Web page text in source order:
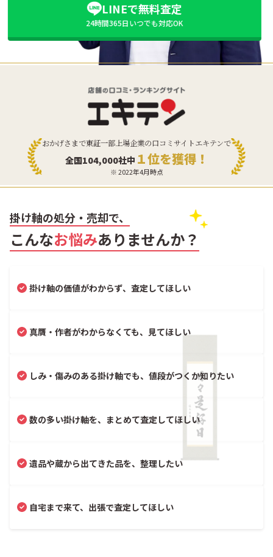
LINEで無料査定
24時間365日いつでも対応OK
おかげさまで東証一部上場企業の口コミサイトエキテンで
全国104,000社中 １位を獲得！
※ 2022年4月時点
掛け軸の処分・売却で、
こんなお悩みありませんか？
掛け軸の価値がわからず、査定してほしい
真贋・作者がわからなくても、見てほしい
しみ・傷みのある掛け軸でも、値段がつくか知りたい
数の多い掛け軸を、まとめて査定してほしい
遺品や蔵から出てきた品を、整理したい
自宅まで来て、出張で査定してほしい